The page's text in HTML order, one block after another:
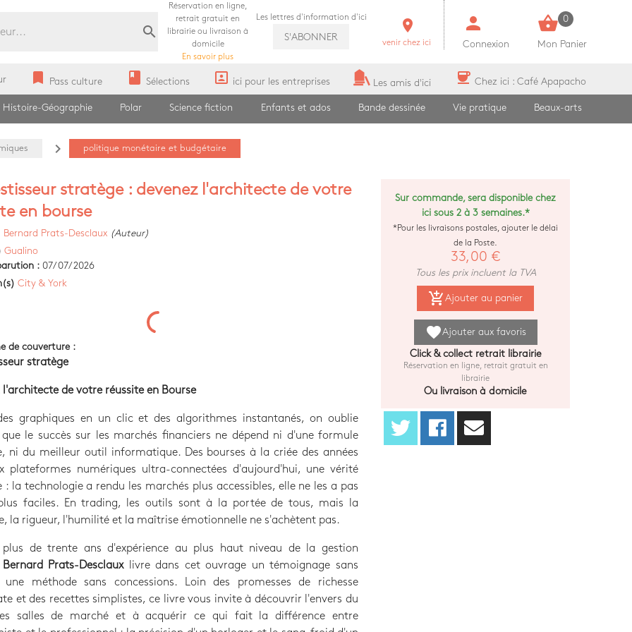
search
Réservation en ligne,
retrait gratuit en
librairie ou livraison à
domicile
En savoir plus
Les lettres d'information d'ici
S'ABONNER
room
venir chez ici
person
Connexion
shopping_basket 0
Mon Panier
bookmark Pass culture book Sélections portrait ici pour les entreprises Les amis d'ici coffee Chez ici : Café Apapacho
Histoire-Géographie Polar Science fiction Enfants et ados Bande dessinée Vie pratique Beaux-arts
navigate_next politique monétaire et budgétaire
stratège : devenez l'architecte de votre
en bourse
Bernard Prats-Desclaux (Auteur)
Gualino
: 07/07/2026
City & York
de couverture :
stratège
l'architecte de votre réussite en Bourse
graphiques en un clic et des algorithmes instantanés, on oublie
le succès sur les marchés financiers ne dépend ni d'une formule
ni du meilleur outil informatique. Des bourses à la criée des années
plateformes numériques ultra-connectées d'aujourd'hui, une vérité
: la technologie a rendu les marchés plus accessibles, elle ne les a pas
faciles. En trading, les outils sont à la portée de tous, mais la
la rigueur, l'humilité et la maîtrise émotionnelle ne s'achètent pas.
de trente ans d'expérience au plus haut niveau de la gestion
Bernard Prats-Desclaux
livre dans cet ouvrage un témoignage sans
méthode sans concessions. Loin des promesses de richesse
et des recettes simplistes, ce livre vous invite à découvrir l'envers du
salles de marché et à acquérir ce qui fait la différence entre
Sur commande, sera disponible chez
ici sous 2 à 3 semaines.*
*Pour les livraisons postales, ajouter le délai
de la Poste.
33,00 €
Tous les prix incluent la TVA
add_shopping_cart Ajouter au panier
favoriteAjouter aux favoris
Click & collect retrait librairie
Réservation en ligne, retrait gratuit en
librairie
Ou livraison à domicile